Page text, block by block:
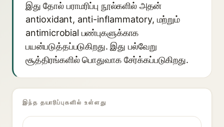
இது தோல் பராமரிப்பு நூல்களில் அதன்
antioxidant, anti-inflammatory, மற்றும்
antimicrobial பண்புகளுக்காக
பயன்படுத்தப்படுகிறது. இது பல்வேறு
சூத்திரங்களில் பொதுவாக சேர்க்கப்படுகிறது.
இந்த தயாரிப்புகளில் உள்ளது